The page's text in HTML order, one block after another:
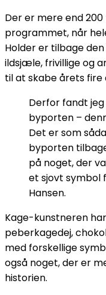
Der er mere end
programmet, når
Holder er tilbage den
ildsjæle, frivillige og
til at skabe årets fire
Derfor fandt
byporten –
Det er som
byporten
på noget, der
et sjovt symbol
Hansen.
Kage-kunstneren
peberkagedej,
med forskellige
også noget, der er
historien.